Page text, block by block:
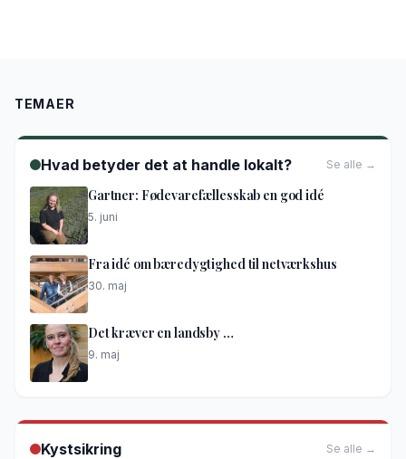
TEMAER
Hvad betyder det at handle lokalt? Se alle →
Gartner: Fødevarefællesskab en god idé
5. juni
Fra idé om bæredygtighed til netværkshus
30. maj
Det kræver en landsby …
9. maj
Kystsikring Se alle →